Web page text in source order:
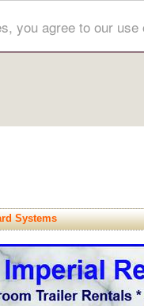
you agree to our use
Systems